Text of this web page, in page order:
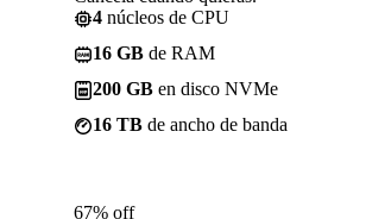
4 núcleos de CPU
16 GB de RAM
200 GB en disco NVMe
16 TB de ancho de banda
67% off